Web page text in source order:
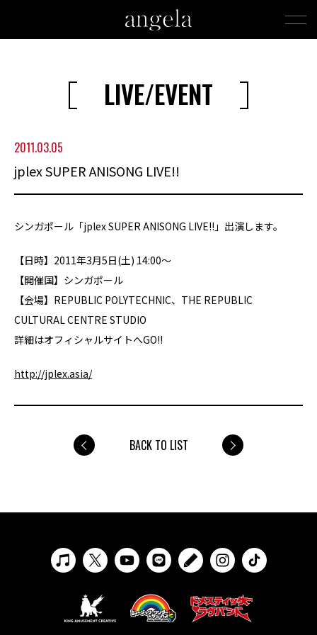
LIVE/EVENT
2011.03.05
jplex SUPER ANISONG LIVE!!
シンガポール「jplex SUPER ANISONG LIVE!!」出演します。
【日時】2011年3月5日(土) 14:00～
【開催国】シンガポール
【会場】REPUBLIC POLYTECHNIC、THE REPUBLIC
CULTURAL CENTRE STUDIO
詳細はオフィシャルサイトへGO!!
http://jplex.asia/
BACK TO LIST